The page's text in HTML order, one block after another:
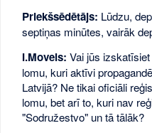
Priekšsēdētājs: Lūdzu,
septiņas minūtes, vairāk
I.Movels: Vai jūs
lomu, kuri aktīvi
Latvijā? Ne tikai oficiāli
lomu, bet arī to, kuri nav
"Sodružestvo" un tā tālāk?